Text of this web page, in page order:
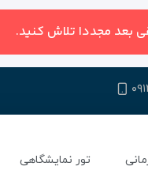
بعد مجددا تلاش کنید.
تور نمایشگاهی